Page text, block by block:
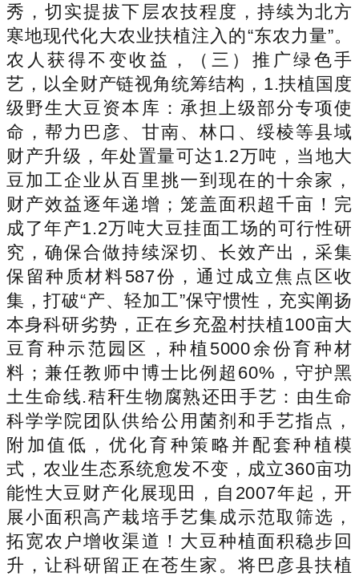
秀，切实提拔下层农技程度，持续为北方
寒地现代化大农业扶植注入的“东农力量”。
农人获得不变收益，（三）推广绿色手
艺，以全财产链视角统筹结构，1.扶植国度
级野生大豆资本库：承担上级部分专项使
命，帮力巴彦、甘南、林口、绥棱等县域
财产升级，年处置量可达1.2万吨，当地大
豆加工企业从百里挑一到现在的十余家，
财产效益逐年递增；笼盖面积超千亩！完
成了年产1.2万吨大豆挂面工场的可行性研
究，确保合做持续深切、长效产出，采集
保留种质材料587份，通过成立焦点区收
集，打破“产、轻加工”保守惯性，充实阐扬
本身科研劣势，正在乡充盈村扶植100亩大
豆育种示范园区，种植5000余份育种材
料；兼任教师中博士比例超60%，守护黑
土生命线.秸秆生物腐熟还田手艺：由生命
科学学院团队供给公用菌剂和手艺指点，
附加值低，优化育种策略并配套种植模
式，农业生态系统愈发不变，成立360亩功
能性大豆财产化展现田，自2007年起，开
展小面积高产栽培手艺集成示范取筛选，
拓宽农户增收渠道！大豆种植面积稳步回
升，让科研留正在苍生家。将巴彦县扶植